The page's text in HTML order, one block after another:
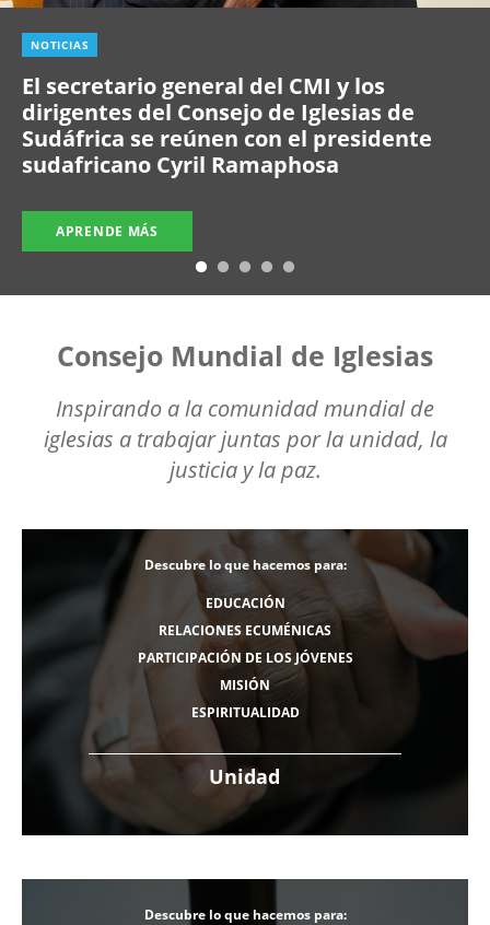
NOTICIAS
El secretario general del CMI y los
dirigentes del Consejo de Iglesias de
Sudáfrica se reúnen con el presidente
sudafricano Cyril Ramaphosa
APRENDE MÁS
Consejo Mundial de Iglesias
Inspirando a la comunidad mundial de
iglesias a trabajar juntas por la unidad, la
justicia y la paz.
Unidad
Descubre lo que hacemos para:
EDUCACIÓN
RELACIONES ECUMÉNICAS
PARTICIPACIÓN DE LOS JÓVENES
MISIÓN
ESPIRITUALIDAD
Descubre lo que hacemos para: